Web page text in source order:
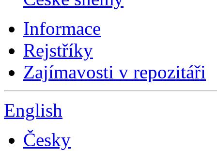
Informace
Rejstříky
Zajímavosti v repozitáři
English
Česky